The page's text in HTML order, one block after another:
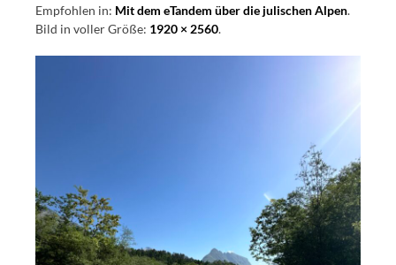
Empfohlen in: Mit dem eTandem über die julischen Alpen.
Bild in voller Größe: 1920 × 2560.